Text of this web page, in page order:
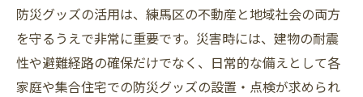
防災グッズの活用は、練馬区の不動産と地域社会の両方
を守るうえで非常に重要です。災害時には、建物の耐震
性や避難経路の確保だけでなく、日常的な備えとして各
家庭や集合住宅での防災グッズの設置・点検が求められ